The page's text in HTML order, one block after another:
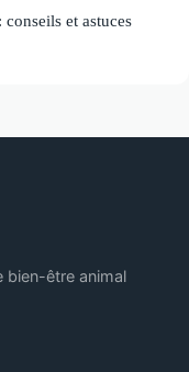
et astuces
bien-être animal